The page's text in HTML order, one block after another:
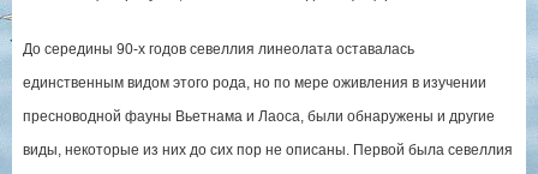
До середины 90-х годов севеллия линеолата оставалась
единственным видом этого рода, но по мере оживления в изучении
пресноводной фауны Вьетнама и Лаоса, были обнаружены и другие
виды, некоторые из них до сих пор не описаны. Первой была севеллия